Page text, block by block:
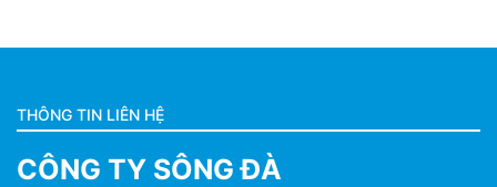
THÔNG TIN LIÊN HỆ
CÔNG TY SÔNG ĐÀ